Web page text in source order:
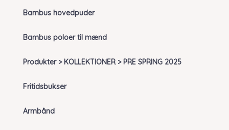
Bambus hovedpuder
Bambus poloer til mænd
Produkter > KOLLEKTIONER > PRE SPRING 2025
Fritidsbukser
Armbånd